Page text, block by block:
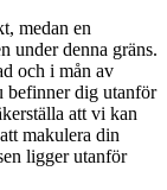
medan en
under denna gräns.
och i mån av
befinner dig utanför
att vi kan
makulera din
ligger utanför